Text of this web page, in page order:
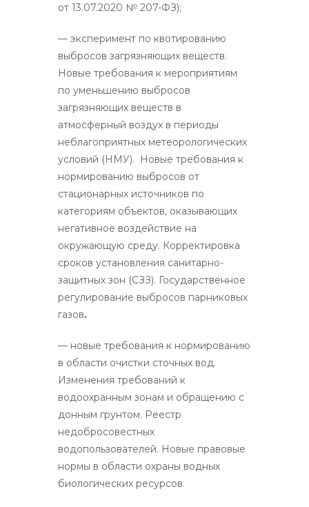
от 13.07.2020 № 207-ФЗ);
— эксперимент по квотированию
выбросов загрязняющих веществ.
Новые требования к мероприятиям
по уменьшению выбросов
загрязняющих веществ в
атмосферный воздух в периоды
неблагоприятных метеорологических
условий (НМУ). Новые требования к
нормированию выбросов от
стационарных источников по
категориям объектов, оказывающих
негативное воздействие на
окружающую среду. Корректировка
сроков установления санитарно-
защитных зон (СЗЗ). Государственное
регулирование выбросов парниковых
газов.
— новые требования к нормированию
в области очистки сточных вод.
Изменения требований к
водоохранным зонам и обращению с
донным грунтом. Реестр
недобросовестных
водопользователей. Новые правовые
нормы в области охраны водных
биологических ресурсов.